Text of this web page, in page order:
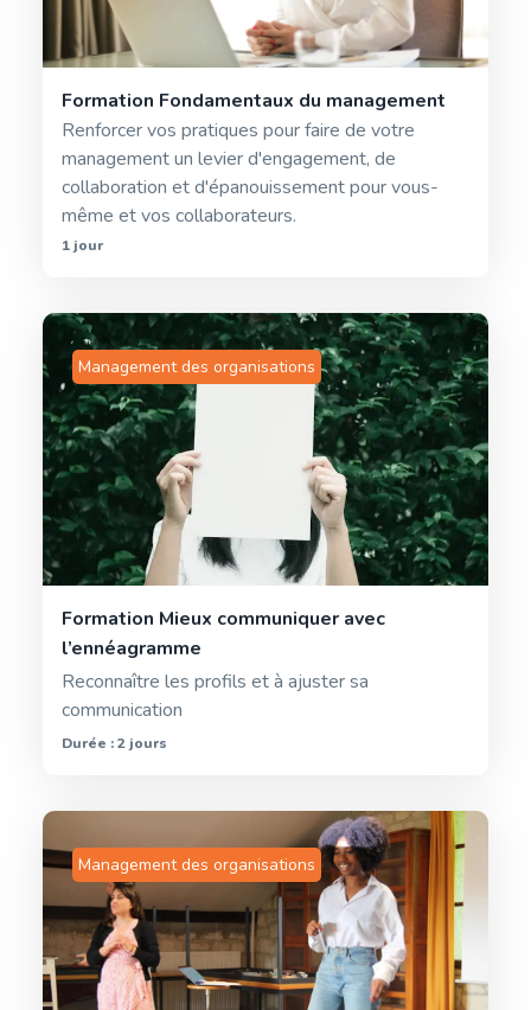
Formation Fondamentaux du management
Renforcer vos pratiques pour faire de votre
management un levier d'engagement, de
collaboration et d'épanouissement pour vous-
même et vos collaborateurs.
1 jour
Management des organisations
Formation Mieux communiquer avec
l’ennéagramme
Reconnaître les profils et à ajuster sa
communication
Durée : 2 jours
Management des organisations